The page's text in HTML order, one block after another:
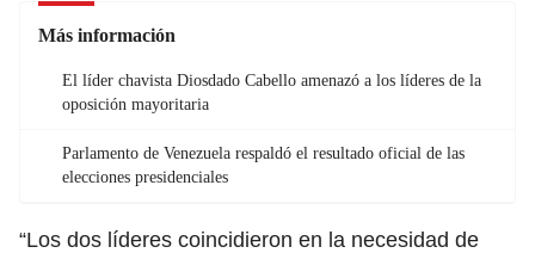
Más información
El líder chavista Diosdado Cabello amenazó a los líderes de la
oposición mayoritaria
Parlamento de Venezuela respaldó el resultado oficial de las
elecciones presidenciales
“Los dos líderes coincidieron en la necesidad de